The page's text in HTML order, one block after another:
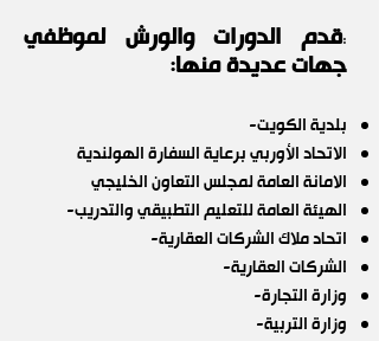
:قدم الدورات والورش لموظفي
جهات عديدة منها:
بلدية الكويت-
الاتحاد الأوربي برعاية السفارة الهولندية
الامانة العامة لمجلس التعاون الخليجي
الهيئة العامة للتعليم التطبيقي والتدريب-
اتحاد ملاك الشركات العقارية-
الشركات العقارية-
وزارة التجارة-
وزارة التربية-